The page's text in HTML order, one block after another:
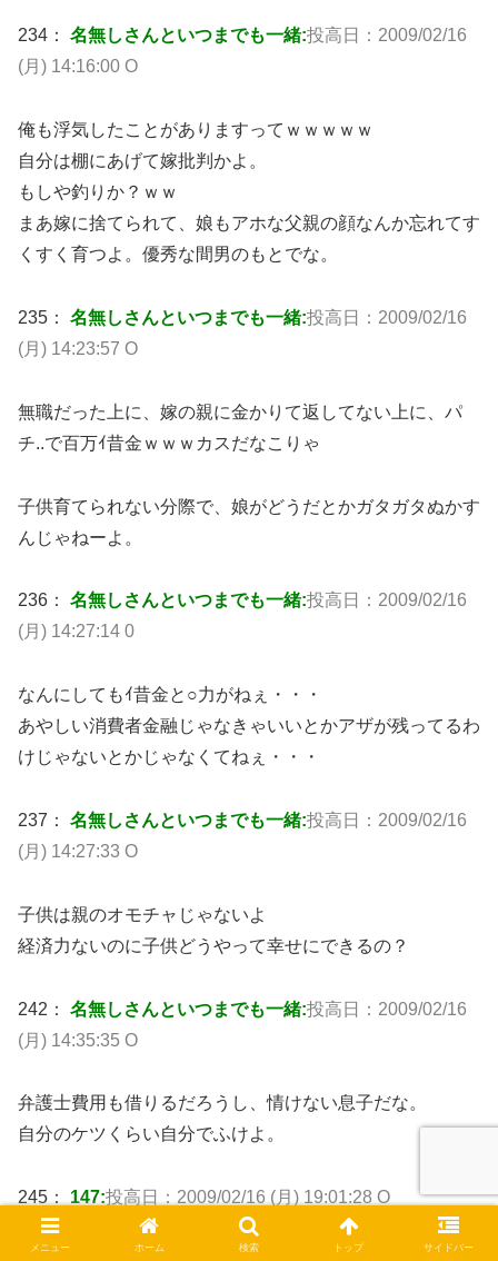
234： 名無しさんといつまでも一緒:投高日：2009/02/16
(月) 14:16:00 O
俺も浮気したことがありますってｗｗｗｗｗ
自分は棚にあげて嫁批判かよ。
もしや釣りか？ｗｗ
まあ嫁に捨てられて、娘もアホな父親の顔なんか忘れてす
くすく育つよ。優秀な間男のもとでな。
235： 名無しさんといつまでも一緒:投高日：2009/02/16
(月) 14:23:57 O
無職だった上に、嫁の親に金かりて返してない上に、パ
チ..で百万ｲ昔金ｗｗｗカスだなこりゃ
子供育てられない分際で、娘がどうだとかガタガタぬかす
んじゃねーよ。
236： 名無しさんといつまでも一緒:投高日：2009/02/16
(月) 14:27:14 0
なんにしてもｲ昔金と○力がねぇ・・・
あやしい消費者金融じゃなきゃいいとかアザが残ってるわ
けじゃないとかじゃなくてねぇ・・・
237： 名無しさんといつまでも一緒:投高日：2009/02/16
(月) 14:27:33 O
子供は親のオモチャじゃないよ
経済力ないのに子供どうやって幸せにできるの？
242： 名無しさんといつまでも一緒:投高日：2009/02/16
(月) 14:35:35 O
弁護士費用も借りるだろうし、情けない息子だな。
自分のケツくらい自分でふけよ。
245： 147:投高日：2009/02/16 (月) 19:01:28 O
メニュー ホーム 検索 トップ サイドバー